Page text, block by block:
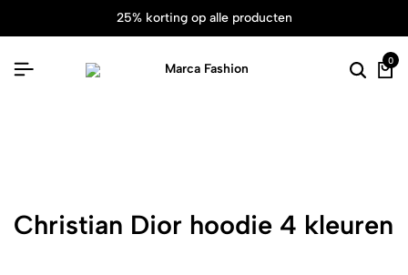
25% korting op alle producten
0
Christian Dior hoodie 4 kleuren